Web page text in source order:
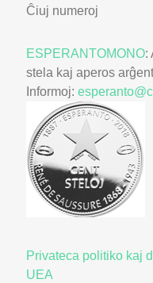
Ĉiuj numeroj
ESPERANTOMONO:
stela kaj aperos
Informoj:
Privateca politiko kaj
UEA